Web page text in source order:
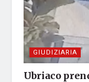
GIUDIZIARIA
Ubriaco